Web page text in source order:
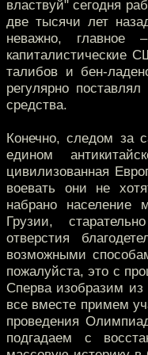
властвуй" сегодня
две тысячи лет
неважно, главное
капиталистические
талибов и бен-
регулярно
средства.
Конечно, следом
едином
цивилизованная
воевать они не
набрано
Грузии,
отверстия
возможными
пожалуйста, это с
Сперва изобразим
все вместе примем
проведения
подгадаем с